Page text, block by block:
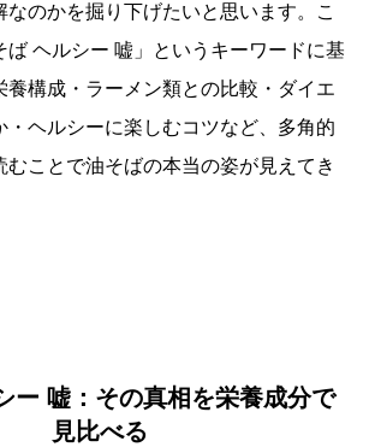
なのかを掘り下げたいと思います。こ
ば ヘルシー 嘘」というキーワードに基
養構成・ラーメン類との比較・ダイエ
・ヘルシーに楽しむコツなど、多角的
むことで油そばの本当の姿が見えてき
ー 嘘：その真相を栄養成分で
見比べる